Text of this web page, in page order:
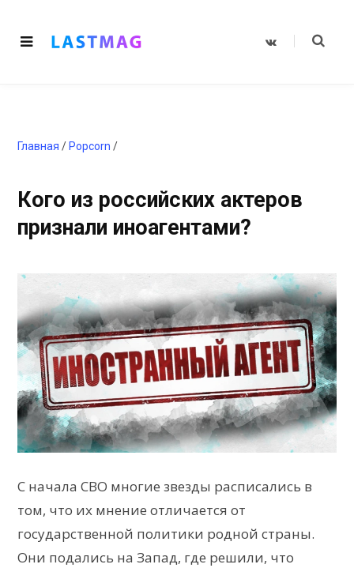
V
Главная / Popcorn /
Кого из российских актеров
признали иноагентами?
С начала СВО многие звезды расписались в
том, что их мнение отличается от
государственной политики родной страны.
Они подались на Запад, где решили, что